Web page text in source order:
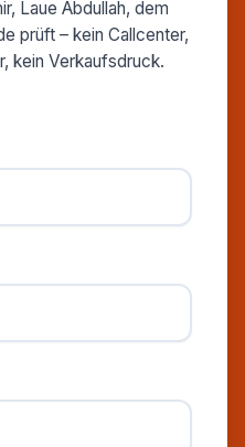
Laue Abdullah, dem
prüft – kein Callcenter,
kein Verkaufsdruck.